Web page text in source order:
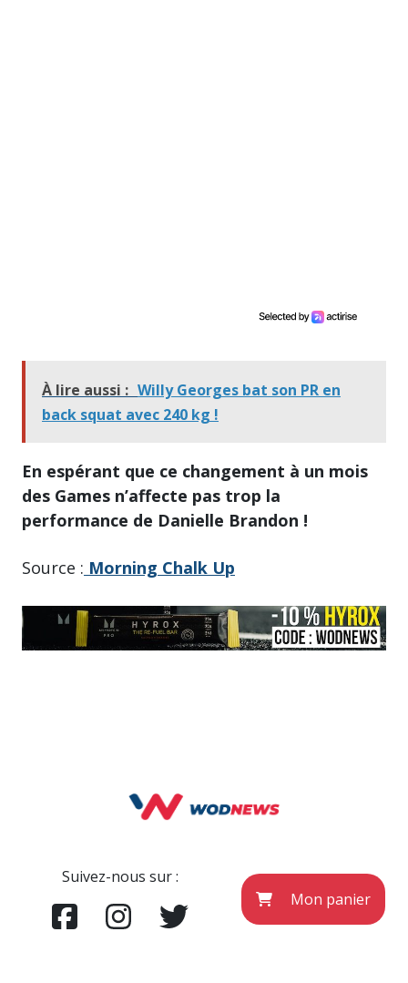
À lire aussi : Willy Georges bat son PR en
back squat avec 240 kg !
En espérant que ce changement à un mois
des Games n’affecte pas trop la
performance de Danielle Brandon !
Source : Morning Chalk Up
Suivez-nous sur :
Mon panier